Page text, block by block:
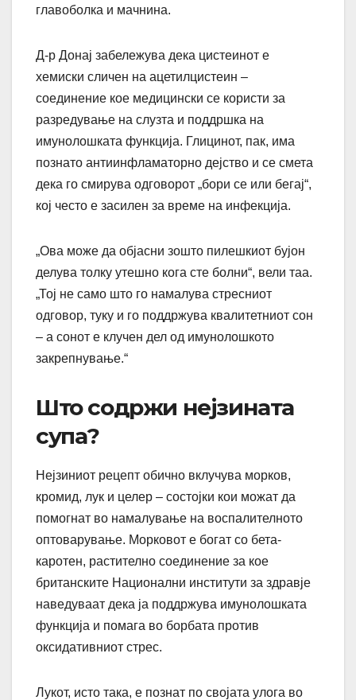
главоболка и мачнина.
Д-р Донај забележува дека цистеинот е
хемиски сличен на ацетилцистеин –
соединение кое медицински се користи за
разредување на слузта и поддршка на
имунолошката функција. Глицинот, пак, има
познато антиинфламаторно дејство и се смета
дека го смирува одговорот „бори се или бегај“,
кој често е засилен за време на инфекција.
„Ова може да објасни зошто пилешкиот бујон
делува толку утешно кога сте болни“, вели таа.
„Тој не само што го намалува стресниот
одговор, туку и го поддржува квалитетниот сон
– а сонот е клучен дел од имунолошкото
закрепнување.“
Што содржи нејзината
супа?
Нејзиниот рецепт обично вклучува морков,
кромид, лук и целер – состојки кои можат да
помогнат во намалување на воспалителното
оптоварување. Морковот е богат со бета-
каротен, растително соединение за кое
британските Национални институти за здравје
наведуваат дека ја поддржува имунолошката
функција и помага во борбата против
оксидативниот стрес.
Лукот, исто така, е познат по својата улога во